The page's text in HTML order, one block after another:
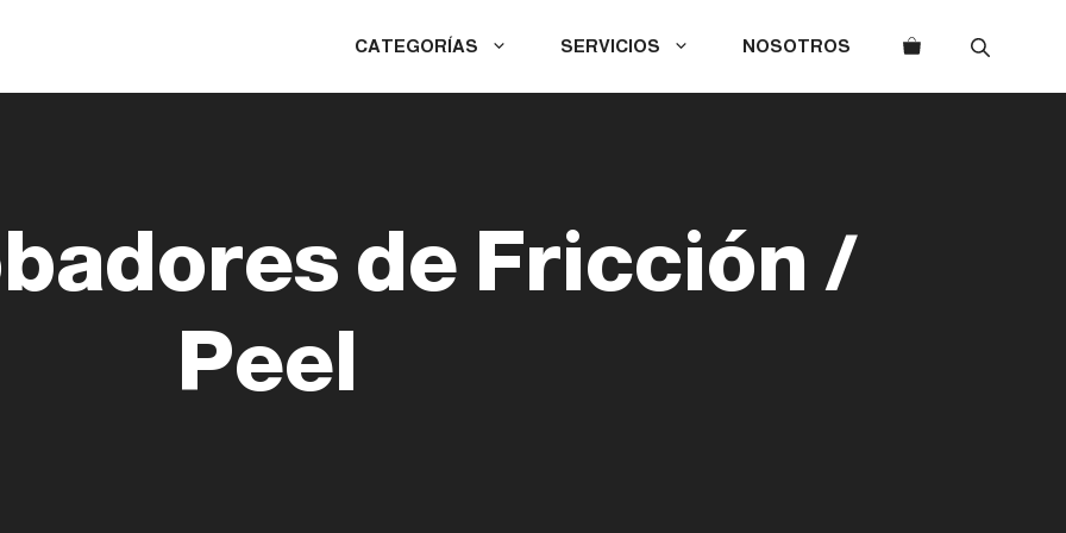
CATEGORÍAS SERVICIOS NOSOTROS
de Fricción /
Peel